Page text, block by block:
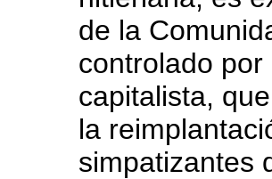
de la
controlado
capitalista,
la
simpatizantes